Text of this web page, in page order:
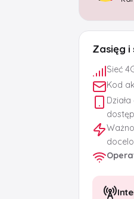
Zasięg i
Sieć
Kod